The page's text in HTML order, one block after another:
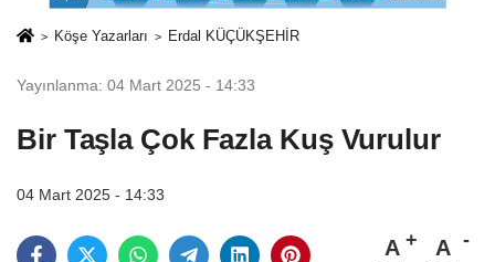
Köşe Yazarları Erdal KÜÇÜKŞEHİR
Yayınlanma: 04 Mart 2025 - 14:33
Bir Taşla Çok Fazla Kuş Vurulur
04 Mart 2025 - 14:33
A A